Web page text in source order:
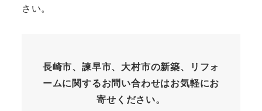
さい。
長崎市、諫早市、大村市の新築、リフォ
ームに関するお問い合わせはお気軽にお
寄せください。